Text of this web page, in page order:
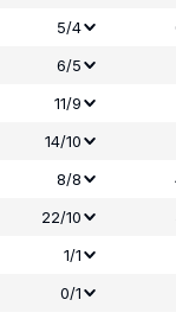
5/4
6/5
11/9
14/10
8/8
22/10
1/1
0/1